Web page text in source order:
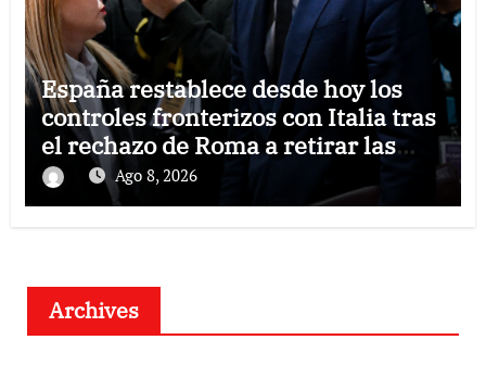
España restablece desde hoy los
controles fronterizos con Italia tras
el rechazo de Roma a retirar las
restricciones
Ago 8, 2026
Archives